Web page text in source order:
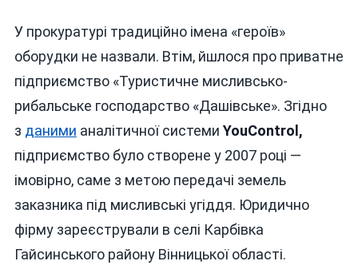
У прокуратурі традиційно імена «героїв»
оборудки не назвали. Втім, йшлося про приватне
підприємство «Туристичне мисливсько-
рибальське господарство «Дашівське». Згідно
з даними аналітичної системи YouControl,
підприємство було створене у 2007 році —
імовірно, саме з метою передачі земель
заказника під мисливські угіддя. Юридично
фірму зареєстрували в селі Карбівка
Гайсинського району Вінницької області.